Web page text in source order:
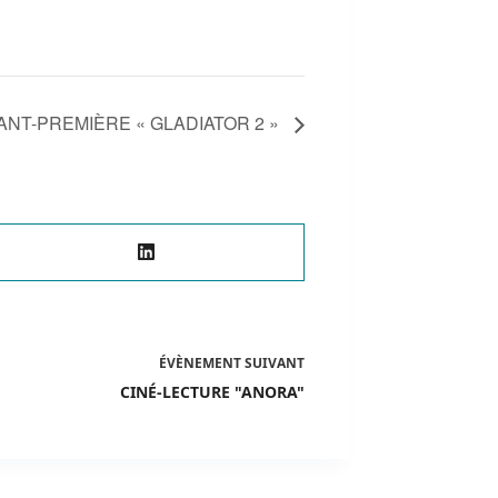
PREMIÈRE « GLADIATOR 2 »
ÉVÈNEMENTSUIVANT
CINÉ-LECTURE "ANORA"